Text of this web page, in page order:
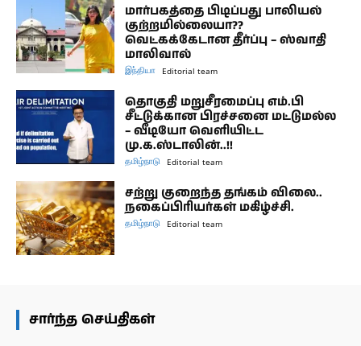
மார்பகத்தை பிடிப்பது பாலியல்
குற்றமில்லையா??
வெட்கக்கேடான தீர்ப்பு – ஸ்வாதி
மாலிவால்
இந்தியா Editorial team
தொகுதி மறுசீரமைப்பு எம்.பி
சீட்டுக்கான பிரச்சனை மட்டுமல்ல
– வீடியோ வெளியிட்ட
மு.க.ஸ்டாலின்..!!
தமிழ்நாடு Editorial team
சற்று குறைந்த தங்கம் விலை..
நகைப்பிரியர்கள் மகிழ்ச்சி.
தமிழ்நாடு Editorial team
சார்ந்த செய்திகள்